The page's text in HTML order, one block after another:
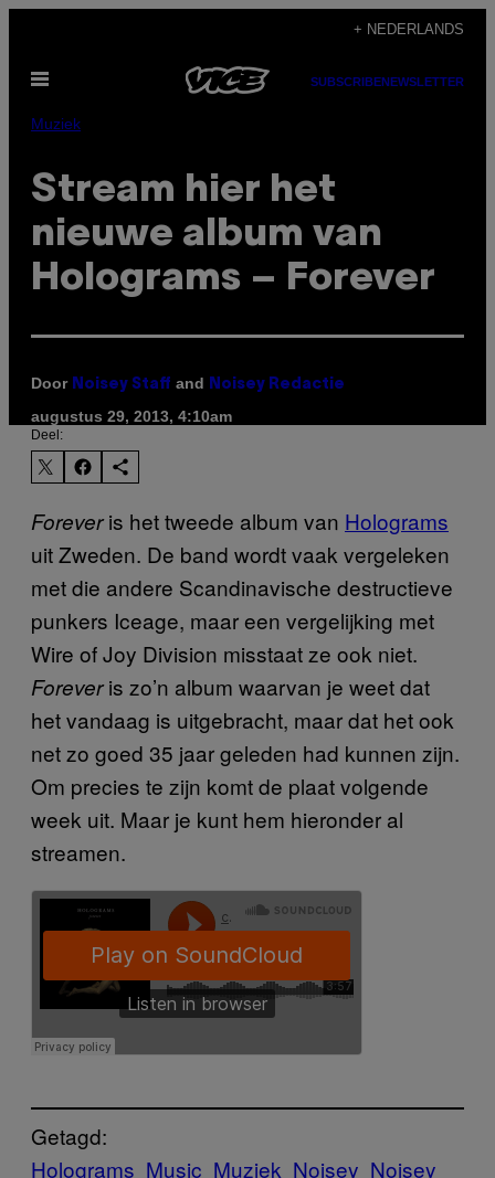
de
inhoud
+ NEDERLANDS
Open
SUBSCRIBENEWSLETTER
Muziek
Stream hier het
nieuwe album van
Holograms – Forever
Door Noisey Staff and Noisey Redactie
augustus 29, 2013, 4:10am
Deel:
Foreveris het tweede album van Holograms
uit Zweden. De band wordt vaak vergeleken
met die andere Scandinavische destructieve
punkers Iceage, maar een vergelijking met
Wire of Joy Division misstaat ze ook niet.
Foreveris zo’n album waarvan je weet dat
het vandaag is uitgebracht, maar dat het ook
net zo goed 35 jaar geleden had kunnen zijn.
Om precies te zijn komt de plaat volgende
week uit. Maar je kunt hem hieronder al
streamen.
Getagd:
Holograms Music Muziek Noisey Noisey